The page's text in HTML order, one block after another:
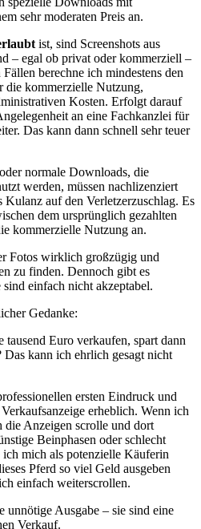
sehr moderaten Preis an.
ist, sind Screenshots aus
– egal ob privat oder kommerziell –
berechne ich mindestens den
die kommerzielle Nutzung,
Kosten. Erfolgt darauf
an eine Fachkanzlei für
Das kann dann schnell sehr teuer
normale Downloads, die
werden, müssen nachlizenziert
auf den Verletzerzuschlag. Es
dem ursprünglich gezahlten
kommerzielle Nutzung an.
Fotos wirklich großzügig und
zu finden. Dennoch gibt es
einfach nicht akzeptabel.
Gedanke:
tausend Euro verkaufen, spart dann
Das kann ich ehrlich gesagt nicht
ersten Eindruck und
erheblich. Wenn ich
die Anzeigen scrolle und dort
Beinphasen oder schlecht
ich mich als potenzielle Käuferin
Pferd so viel Geld ausgeben
einfach weiterscrollen.
unnötige Ausgabe – sie sind eine
Verkauf.